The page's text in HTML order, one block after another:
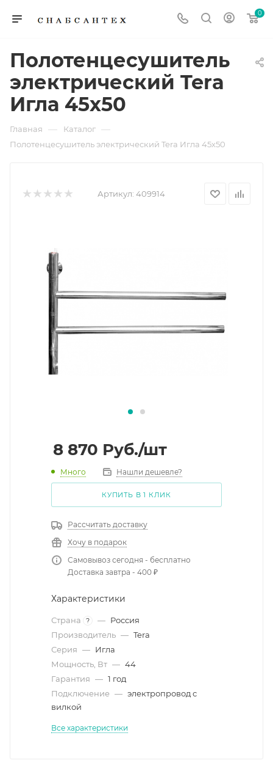
0
Полотенцесушитель
электрический Tera
Игла 45х50
Главная — Каталог —
Полотенцесушитель электрический Tera Игла 45х50
Артикул: 409914
8 870 Руб./шт
Много Нашли дешевле?
КУПИТЬ В 1 КЛИК
Рассчитать доставку
Хочу в подарок
Самовывоз сегодня - бесплатно
Доставка завтра - 400 ₽
Характеристики
Страна ? — Россия
Производитель — Tera
Серия — Игла
Мощность, Вт — 44
Гарантия — 1 год
Подключение — электропровод с
вилкой
Все характеристики